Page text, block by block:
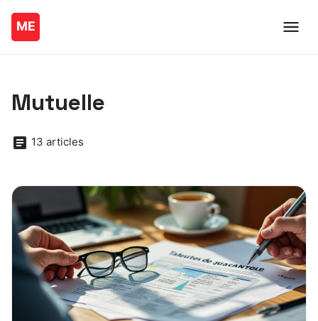
Mutuelle
13 articles